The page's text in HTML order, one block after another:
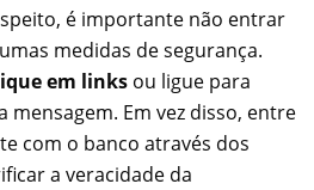
é importante não entrar
medidas de segurança.
em links ou ligue para
Em vez disso, entre
com o banco através dos
a veracidade da